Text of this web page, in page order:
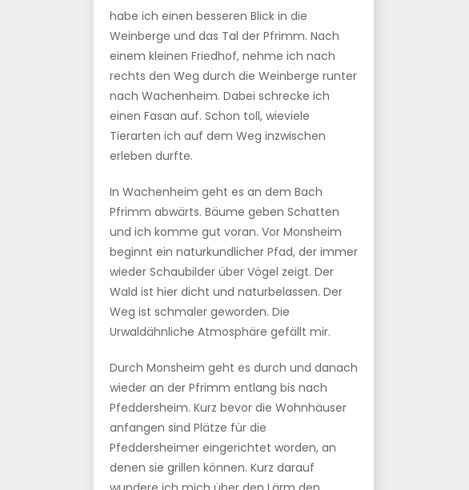
habe ich einen besseren Blick in die
Weinberge und das Tal der Pfrimm. Nach
einem kleinen Friedhof, nehme ich nach
rechts den Weg durch die Weinberge runter
nach Wachenheim. Dabei schrecke ich
einen Fasan auf. Schon toll, wieviele
Tierarten ich auf dem Weg inzwischen
erleben durfte.
In Wachenheim geht es an dem Bach
Pfrimm abwärts. Bäume geben Schatten
und ich komme gut voran. Vor Monsheim
beginnt ein naturkundlicher Pfad, der immer
wieder Schaubilder über Vögel zeigt. Der
Wald ist hier dicht und naturbelassen. Der
Weg ist schmaler geworden. Die
Urwaldähnliche Atmosphäre gefällt mir.
Durch Monsheim geht es durch und danach
wieder an der Pfrimm entlang bis nach
Pfeddersheim. Kurz bevor die Wohnhäuser
anfangen sind Plätze für die
Pfeddersheimer eingerichtet worden, an
denen sie grillen können. Kurz darauf